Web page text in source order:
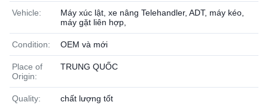
Vehicle:
Máy xúc lật, xe nâng Telehandler, ADT, máy kéo,
máy gặt liên hợp,
Condition: OEM và mới
Place of
Origin:
TRUNG QUỐC
Quality: chất lượng tốt